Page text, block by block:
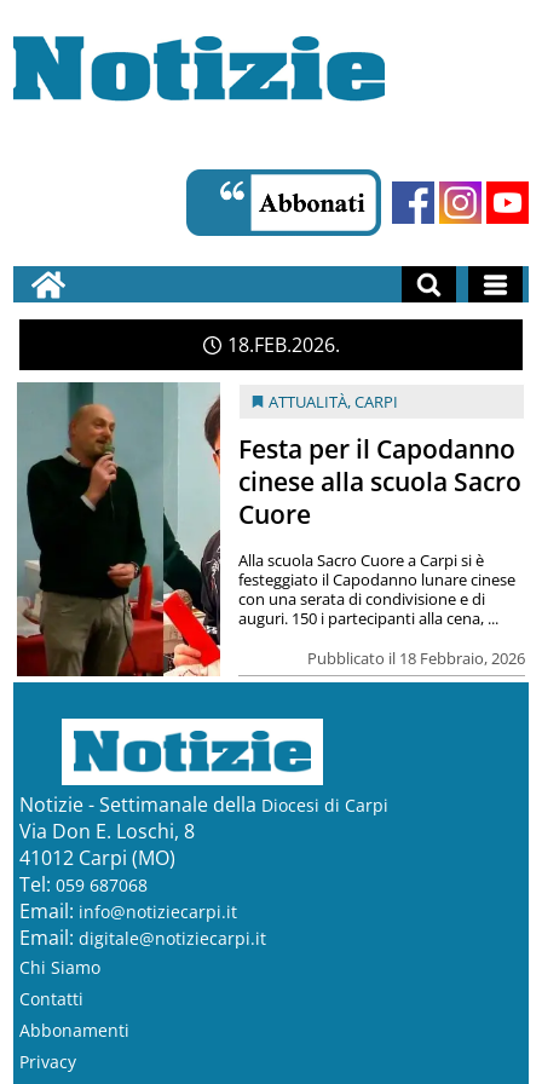
18 FEB 2026
ATTUALITÀ,CARPI
Festa per il Capodanno
cinese alla scuola Sacro
Cuore
Pubblicato il 18 Febbraio, 2026
Alla scuola Sacro Cuore a Carpi si è
festeggiato il Capodanno lunare cinese
con una serata di condivisione e di
auguri. 150 i partecipanti alla cena, ...
Notizie - Settimanale della Diocesi di Carpi
Via Don E. Loschi, 8
41012 Carpi (MO)
Tel: 059 687068
Email: info@notiziecarpi.it
Email: digitale@notiziecarpi.it
Chi Siamo
Contatti
Abbonamenti
Privacy